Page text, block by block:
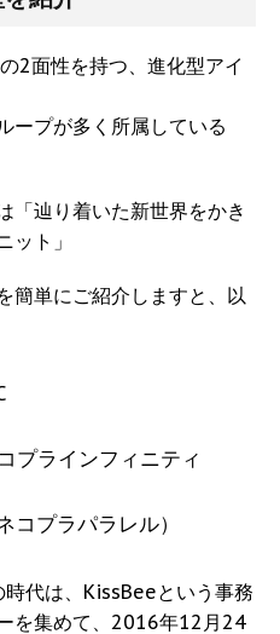
2面性を持つ、進化型アイ
ープが多く所属している
「辿り着いた新世界をかき
ット」
簡単にご紹介しますと、以
プラインフィニティ
プラパラレル）
時代は、KissBeeという事務
を集めて、2016年12月24